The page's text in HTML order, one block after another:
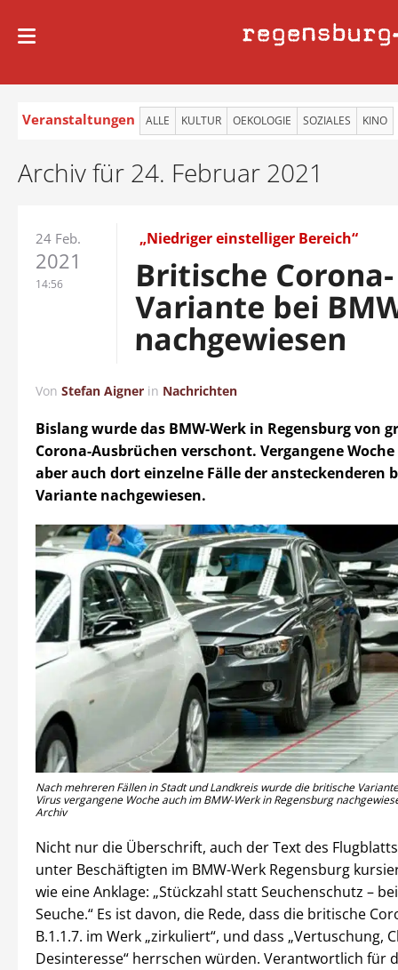
regensburg
Veranstaltungen ALLE KULTUR OEKOLOGIE SOZIALES KINO
Archiv für 24. Februar 2021
24 Feb.
2021
14:56
„Niedriger einstelliger Bereich“
Britische Corona-
Variante bei
nachgewiesen
Von Stefan Aigner in Nachrichten
Bislang wurde das BMW-Werk in Regensburg von
Corona-Ausbrüchen verschont. Vergangene
aber auch dort einzelne Fälle der ansteckenderen
Variante nachgewiesen.
Nach mehreren Fällen in Stadt und Landkreis wurde die britische Variante
Virus vergangene Woche auch im BMW-Werk in Regensburg
Archiv
Nicht nur die Überschrift, auch der Text des
unter Beschäftigten im BMW-Werk Regensburg
wie eine Anklage: „Stückzahl statt Seuchenschutz –
Seuche.“ Es ist davon, die Rede, dass die britische
B.1.1.7. im Werk „zirkuliert“, und dass „Vertuschung,
Desinteresse“ herrschen würden. Verantwortlich für